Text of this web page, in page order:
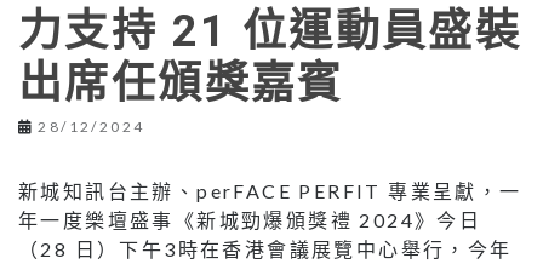
力支持 21 位運動員盛裝
出席任頒獎嘉賓
28/12/2024
新城知訊台主辦、perFACE PERFIT 專業呈獻，一
年一度樂壇盛事《新城勁爆頒獎禮 2024》今日
（28 日）下午3時在香港會議展覽中心舉行，今年